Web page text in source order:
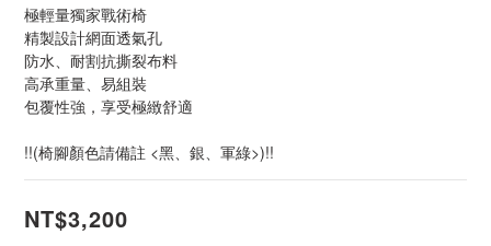
極輕量獨家戰術椅
精製設計網面透氣孔
防水、耐割抗撕裂布料
高承重量、易組裝
包覆性強，享受極緻舒適
!!(椅腳顏色請備註 <黑、銀、軍綠>)!!
NT$3,200